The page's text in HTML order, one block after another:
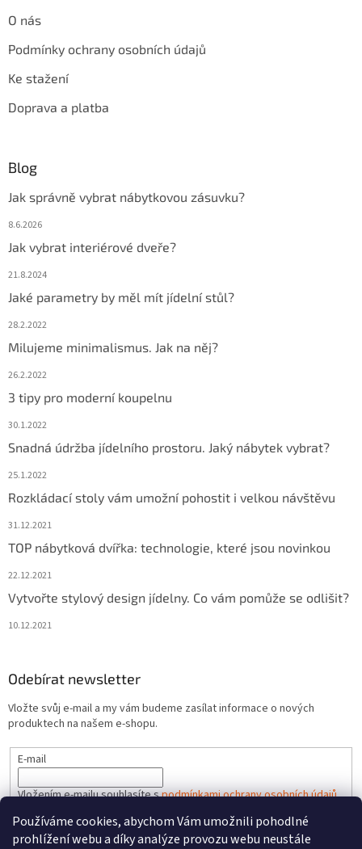
Používáme cookies, abychom Vám umožnili pohodlné
prohlížení webu a díky analýze provozu webu neustále
O nás
Podmínky ochrany osobních údajů
Ke stažení
Doprava a platba
Blog
Jak správně vybrat nábytkovou zásuvku?
8.6.2026
Jak vybrat interiérové dveře?
21.8.2024
Jaké parametry by měl mít jídelní stůl?
28.2.2022
Milujeme minimalismus. Jak na něj?
26.2.2022
3 tipy pro moderní koupelnu
30.1.2022
Snadná údržba jídelního prostoru. Jaký nábytek vybrat?
25.1.2022
Rozkládací stoly vám umožní pohostit i velkou návštěvu
31.12.2021
TOP nábytková dvířka: technologie, které jsou novinkou
22.12.2021
Vytvořte stylový design jídelny. Co vám pomůže se odlišit?
10.12.2021
Odebírat newsletter
Vložte svůj e-mail a my vám budeme zasílat informace o nových
produktech na našem e-shopu.
E-mail
Vložením e-mailu souhlasíte spodmínkami ochrany osobních údajů
PŘIHLÁSIT SE